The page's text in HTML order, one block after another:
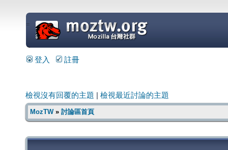
=
登入 註冊
檢視沒有回覆的主題 檢視最近討論的主題
MozTW» 討論區首頁